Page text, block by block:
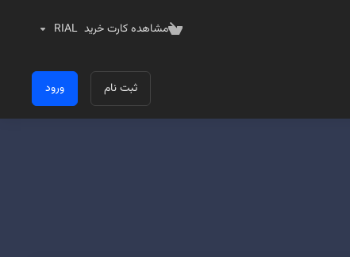
مشاهده کارت خرید RIAL
ثبت نام ورود